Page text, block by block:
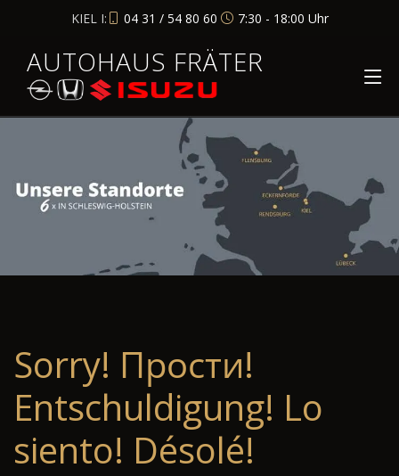
KIEL I: 04 31 / 54 80 60 7:30 - 18:00 Uhr
AUTOHAUS FRÄTER
Sorry! Прости!
Entschuldigung! Lo
siento! Désolé!